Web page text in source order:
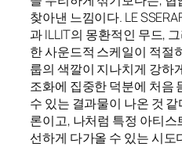
찾아낸 느낌이다. LE
과 ILLIT의 몽환적인 무드,
한 사운드적 스케일이 적절
룹의 색깔이 지나치게 강하
조화에 집중한 덕분에 처음
수 있는 결과물이 나온 것
론이고, 나처럼 특정 아티
선하게 다가올 수 있는 시도